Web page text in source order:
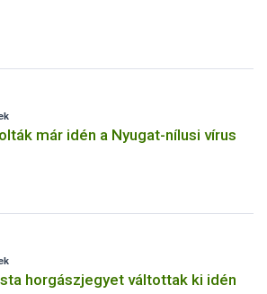
már idén a Nyugat-nílusi vírus
horgászjegyet váltottak ki idén